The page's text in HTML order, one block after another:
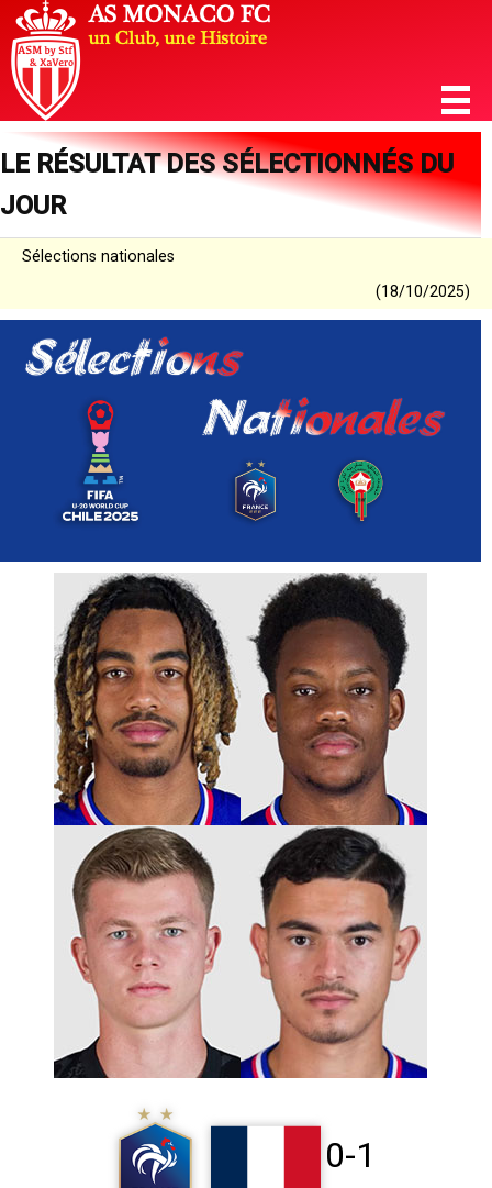
LE RÉSULTAT DES SÉLECTIONNÉS DU
JOUR
Sélections nationales
(18/10/2025)
0-1